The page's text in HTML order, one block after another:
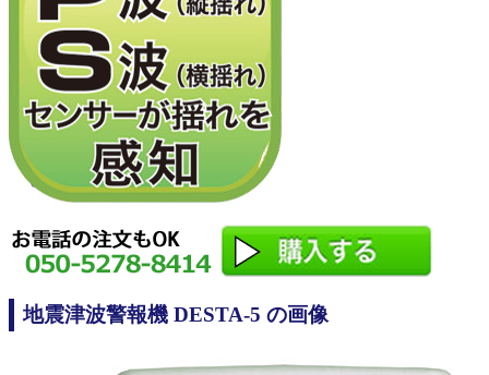
地震津波警報機 DESTA-5 の画像